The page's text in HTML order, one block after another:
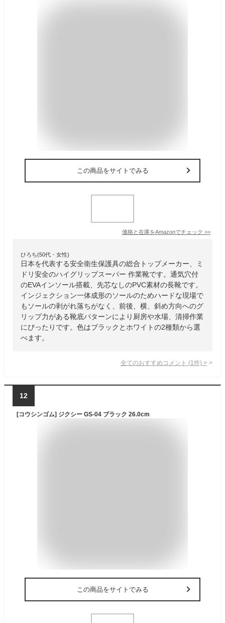
この商品をサイトでみる
価格と在庫をAmazonでチェック >>
ひろち(50代・女性)
日本を代表する安全衛生保護具の総合トップメーカー、ミ
ドリ安全のハイグリップスーパー 作業靴です。通気穴付
のEVAインソール搭載、先芯なしのPVC素材の長靴です。
インジェクション一体成形のソールのためハードな現場で
もソールの剥がれ落ちがなく、前後、横、斜め方向へのグ
リップ力がある靴底パターンにより厨房や水場、清掃作業
にぴったりです。色はブラックとホワイトの2種類から選
べます。
全てのおすすめコメント (1 件) >
12
[コウシンゴム] ジクシー GS-04 ブラック 26.0cm
この商品をサイトでみる